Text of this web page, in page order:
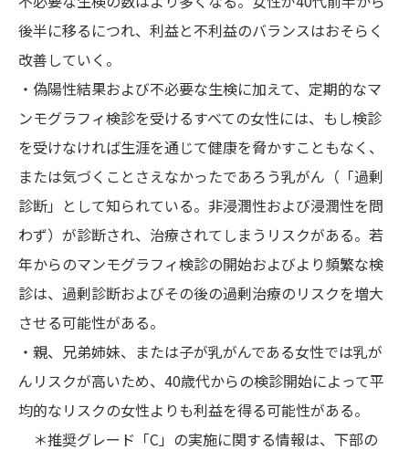
後半に移るにつれ、利益と不利益のバランスはおそらく
改善していく。
・偽陽性結果および不必要な生検に加えて、定期的なマ
ンモグラフィ検診を受けるすべての女性には、もし検診
を受けなければ生涯を通じて健康を脅かすこともなく、
または気づくことさえなかったであろう乳がん（「過剰
診断」として知られている。非浸潤性および浸潤性を問
わず）が診断され、治療されてしまうリスクがある。若
年からのマンモグラフィ検診の開始およびより頻繁な検
診は、過剰診断およびその後の過剰治療のリスクを増大
させる可能性がある。
・親、兄弟姉妹、または子が乳がんである女性では乳が
んリスクが高いため、40歳代からの検診開始によって平
均的なリスクの女性よりも利益を得る可能性がある。
＊推奨グレード「C」の実施に関する情報は、下部の